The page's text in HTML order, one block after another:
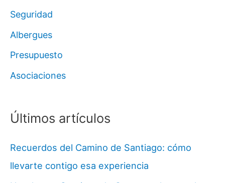
Seguridad
Albergues
Presupuesto
Asociaciones
Últimos artículos
Recuerdos del Camino de Santiago: cómo
llevarte contigo esa experiencia